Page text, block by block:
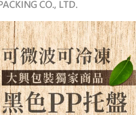
碼
詢
追 / 蹤 / 清 / 單
知